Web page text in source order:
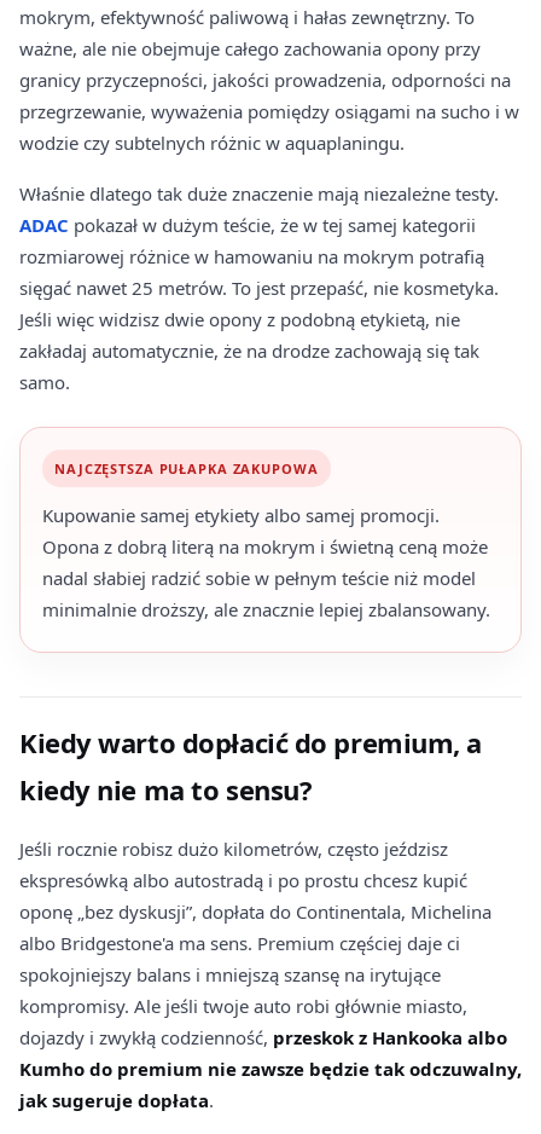
mokrym, efektywność paliwową i hałas zewnętrzny. To
ważne, ale nie obejmuje całego zachowania opony przy
granicy przyczepności, jakości prowadzenia, odporności na
przegrzewanie, wyważenia pomiędzy osiągami na sucho i w
wodzie czy subtelnych różnic w aquaplaningu.
Właśnie dlatego tak duże znaczenie mają niezależne testy.
ADAC pokazał w dużym teście, że w tej samej kategorii
rozmiarowej różnice w hamowaniu na mokrym potrafią
sięgać nawet 25 metrów. To jest przepaść, nie kosmetyka.
Jeśli więc widzisz dwie opony z podobną etykietą, nie
zakładaj automatycznie, że na drodze zachowają się tak
samo.
NAJCZĘSTSZA PUŁAPKA ZAKUPOWA
Kupowanie samej etykiety albo samej promocji.
Opona z dobrą literą na mokrym i świetną ceną może
nadal słabiej radzić sobie w pełnym teście niż model
minimalnie droższy, ale znacznie lepiej zbalansowany.
Kiedy warto dopłacić do premium, a
kiedy nie ma to sensu?
Jeśli rocznie robisz dużo kilometrów, często jeździsz
ekspresówką albo autostradą i po prostu chcesz kupić
oponę „bez dyskusji”, dopłata do Continentala, Michelina
albo Bridgestone'a ma sens. Premium częściej daje ci
spokojniejszy balans i mniejszą szansę na irytujące
kompromisy. Ale jeśli twoje auto robi głównie miasto,
dojazdy i zwykłą codzienność, przeskok z Hankooka albo
Kumho do premium nie zawsze będzie tak odczuwalny,
jak sugeruje dopłata.